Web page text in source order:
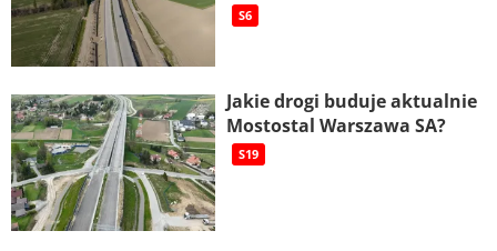
S6
Jakie drogi buduje aktualnie
Mostostal Warszawa SA?
S19